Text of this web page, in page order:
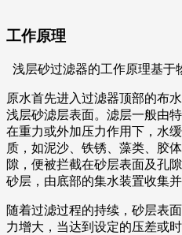
工作原理
浅层砂过滤器的工作原理基于
原水首先进入过滤器顶部的布
浅层砂滤层表面。滤层一般由
在重力或外加压力作用下，水
质，如泥沙、铁锈、藻类、胶
隙，便被拦截在砂层表面及孔
砂层，由底部的集水装置收集并
随着过滤过程的持续，砂层表
力增大，当达到设定的压差或